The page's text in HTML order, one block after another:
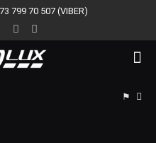
799 70 507 (VIBER)
⚑